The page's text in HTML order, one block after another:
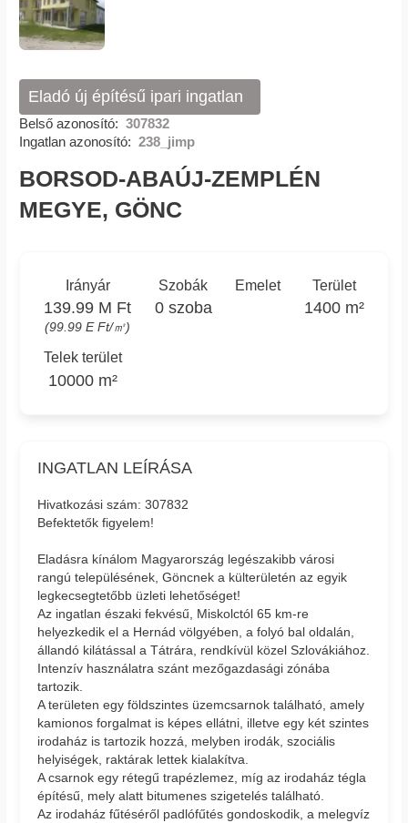
Eladó új építésű ipari ingatlan
Belső azonosító: 307832
Ingatlan azonosító: 238_jimp
BORSOD-ABAÚJ-ZEMPLÉN
MEGYE, GÖNC
Irányár
139.99 M Ft
(99.99 E Ft/㎡)
Szobák
0 szoba
Emelet Terület
1400 m²
Telek terület
10000 m²
INGATLAN LEÍRÁSA
Hivatkozási szám: 307832
Befektetők figyelem!
Eladásra kínálom Magyarország legészakibb városi
rangú településének, Göncnek a külterületén az egyik
legkecsegtetőbb üzleti lehetőséget!
Az ingatlan északi fekvésű, Miskolctól 65 km-re
helyezkedik el a Hernád völgyében, a folyó bal oldalán,
állandó kilátással a Tátrára, rendkívül közel Szlovákiához.
Intenzív használatra szánt mezőgazdasági zónába
tartozik.
A területen egy földszintes üzemcsarnok található, amely
kamionos forgalmat is képes ellátni, illetve egy két szintes
irodaház is tartozik hozzá, melyben irodák, szociális
helyiségek, raktárak lettek kialakítva.
A csarnok egy rétegű trapézlemez, míg az irodaház tégla
építésű, mely alatt bitumenes szigetelés található.
Az irodaház fűtéséről padlófűtés gondoskodik, a melegvíz